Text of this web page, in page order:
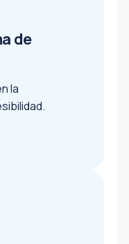
de
la